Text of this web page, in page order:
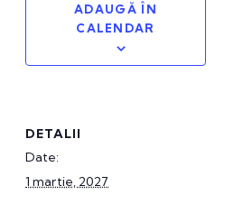
ADAUGĂ ÎN
CALENDAR
DETALII
Date:
1 martie, 2027